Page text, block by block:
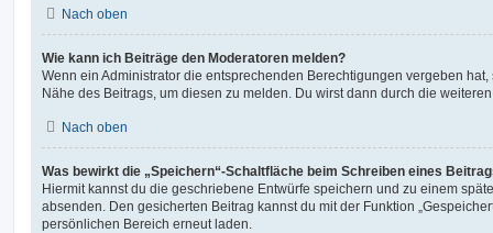
Nach oben
Wie kann ich Beiträge den Moderatoren melden?
Wenn ein Administrator die entsprechenden Berechtigungen vergeben
Nähe des Beitrags, um diesen zu melden. Du wirst dann durch die
Nach oben
Was bewirkt die „Speichern“-Schaltfläche beim Schreiben eines
Hiermit kannst du die geschriebene Entwürfe speichern und zu einem
absenden. Den gesicherten Beitrag kannst du mit der Funktion
persönlichen Bereich erneut laden.